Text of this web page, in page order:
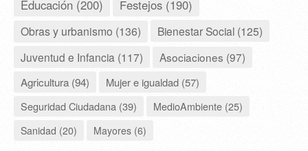
Educación (200) Festejos (190)
Obras y urbanismo (136)
Bienestar Social (125)
Juventud e Infancia (117)
Asociaciones (97)
Agricultura (94)
Mujer e igualdad (57)
Seguridad Ciudadana (39)
MedioAmbiente (25)
Sanidad (20)
Mayores (6)